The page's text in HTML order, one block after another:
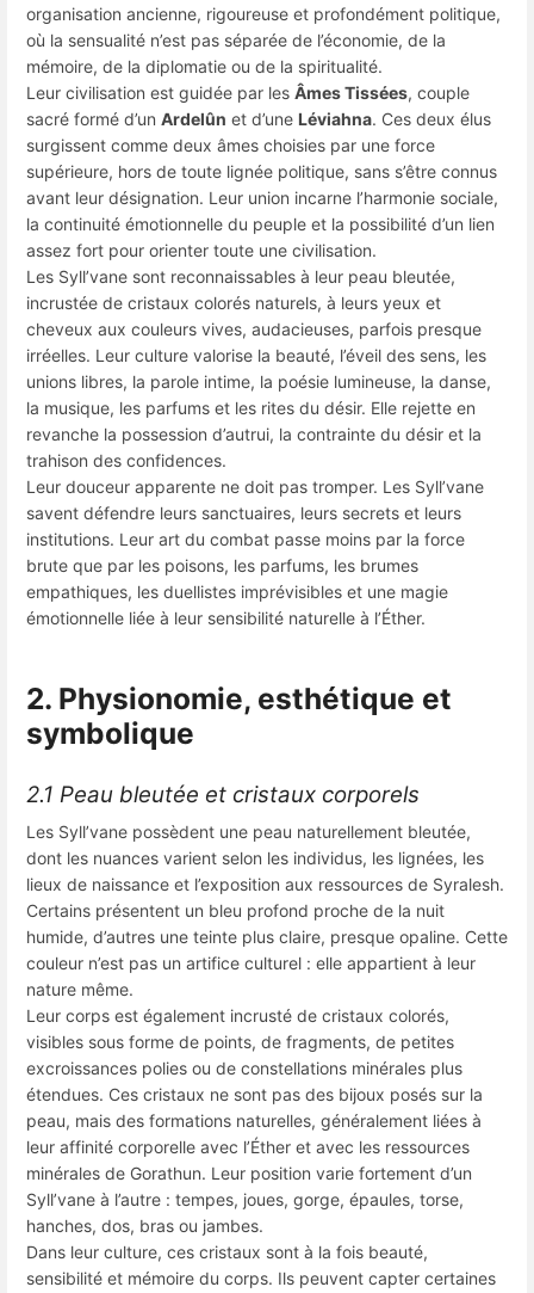
organisation ancienne, rigoureuse et profondément politique,
où la sensualité n’est pas séparée de l’économie, de la
mémoire, de la diplomatie ou de la spiritualité.
Leur civilisation est guidée par les Âmes Tissées, couple
sacré formé d’un Ardelûn et d’une Léviahna. Ces deux élus
surgissent comme deux âmes choisies par une force
supérieure, hors de toute lignée politique, sans s’être connus
avant leur désignation. Leur union incarne l’harmonie sociale,
la continuité émotionnelle du peuple et la possibilité d’un lien
assez fort pour orienter toute une civilisation.
Les Syll’vane sont reconnaissables à leur peau bleutée,
incrustée de cristaux colorés naturels, à leurs yeux et
cheveux aux couleurs vives, audacieuses, parfois presque
irréelles. Leur culture valorise la beauté, l’éveil des sens, les
unions libres, la parole intime, la poésie lumineuse, la danse,
la musique, les parfums et les rites du désir. Elle rejette en
revanche la possession d’autrui, la contrainte du désir et la
trahison des confidences.
Leur douceur apparente ne doit pas tromper. Les Syll’vane
savent défendre leurs sanctuaires, leurs secrets et leurs
institutions. Leur art du combat passe moins par la force
brute que par les poisons, les parfums, les brumes
empathiques, les duellistes imprévisibles et une magie
émotionnelle liée à leur sensibilité naturelle à l’Éther.
2. Physionomie, esthétique et
symbolique
2.1 Peau bleutée et cristaux corporels
Les Syll’vane possèdent une peau naturellement bleutée,
dont les nuances varient selon les individus, les lignées, les
lieux de naissance et l’exposition aux ressources de Syralesh.
Certains présentent un bleu profond proche de la nuit
humide, d’autres une teinte plus claire, presque opaline. Cette
couleur n’est pas un artifice culturel : elle appartient à leur
nature même.
Leur corps est également incrusté de cristaux colorés,
visibles sous forme de points, de fragments, de petites
excroissances polies ou de constellations minérales plus
étendues. Ces cristaux ne sont pas des bijoux posés sur la
peau, mais des formations naturelles, généralement liées à
leur affinité corporelle avec l’Éther et avec les ressources
minérales de Gorathun. Leur position varie fortement d’un
Syll’vane à l’autre : tempes, joues, gorge, épaules, torse,
hanches, dos, bras ou jambes.
Dans leur culture, ces cristaux sont à la fois beauté,
sensibilité et mémoire du corps. Ils peuvent capter certaines